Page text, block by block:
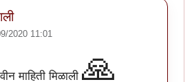
2020 11:01
माहिती मिळाली 🙏